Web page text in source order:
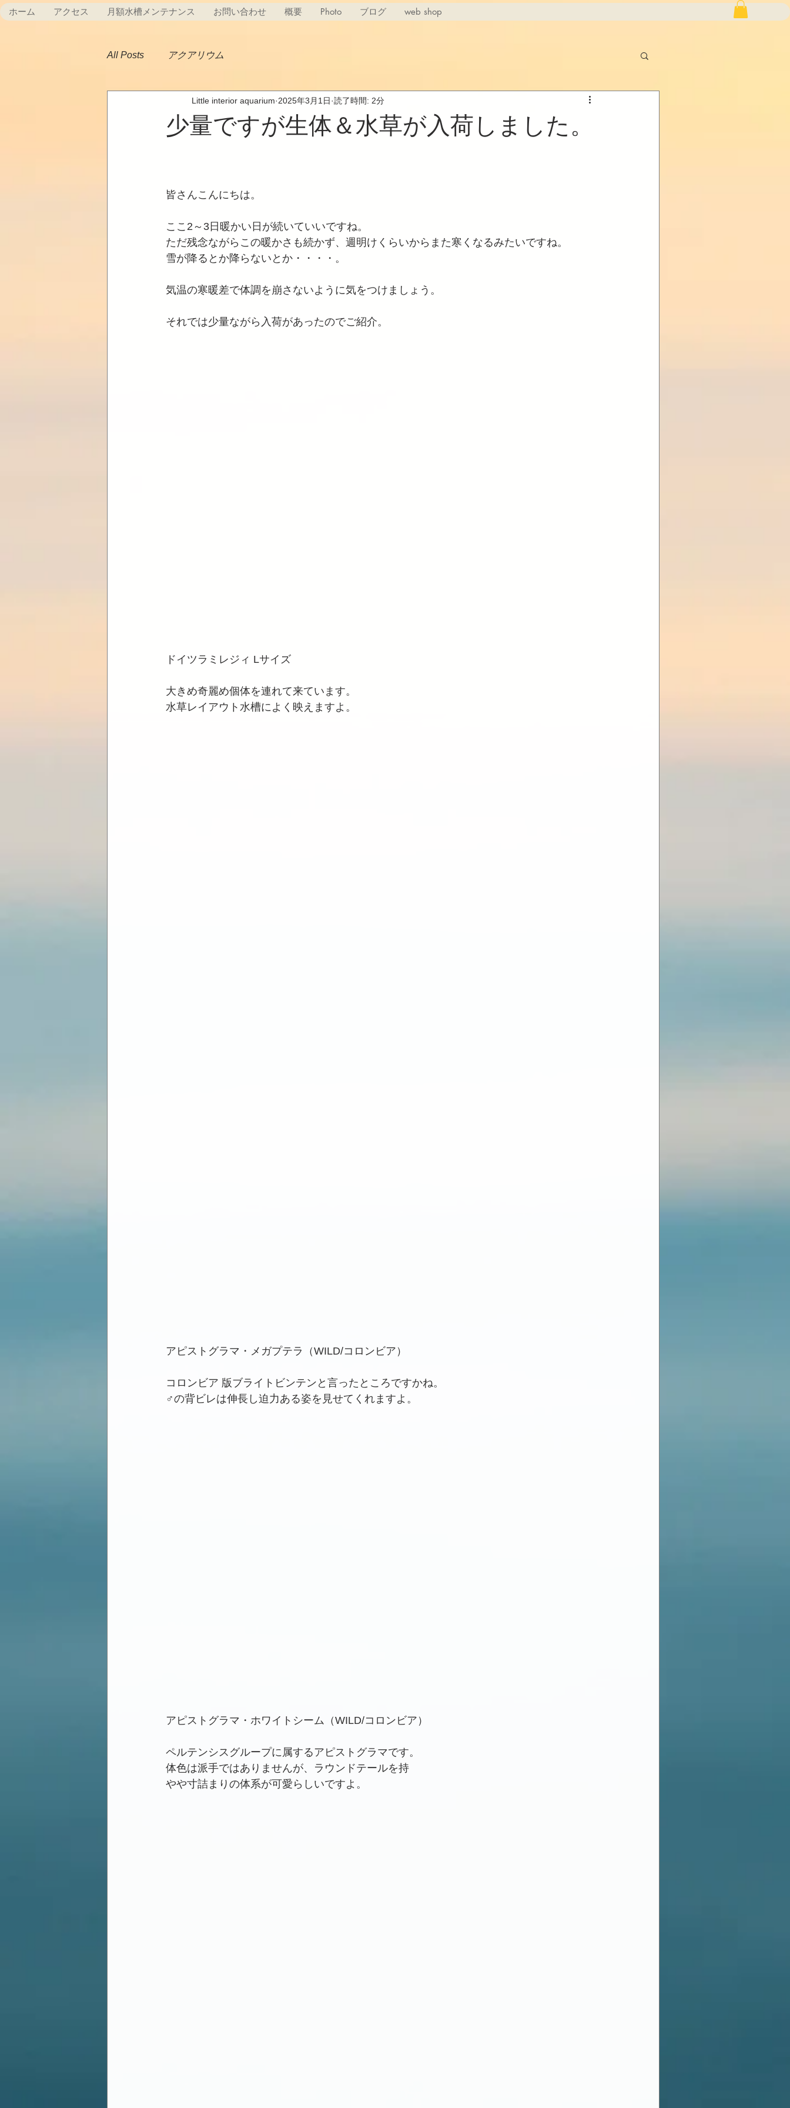
ホーム アクセス 月額水槽メンテナンス お問い合わせ 概要 Photo ブログ web shop
All Posts アクアリウム
少量ですが生体＆水草が入荷しました。
Little interior aquarium 2025年3月1日 読了時間: 2分
皆さんこんにちは。
ここ2～3日暖かい日が続いていいですね。
ただ残念ながらこの暖かさも続かず、週明けくらいからまた寒くなるみたいですね。
雪が降るとか降らないとか・・・・。
気温の寒暖差で体調を崩さないように気をつけましょう。
それでは少量ながら入荷があったのでご紹介。
ドイツラミレジィ Lサイズ
大きめ奇麗め個体を連れて来ています。
水草レイアウト水槽によく映えますよ。
アピストグラマ・メガプテラ（WILD/コロンビア）
コロンビア 版ブライトビンテンと言ったところですかね。
♂の背ビレは伸長し迫力ある姿を見せてくれますよ。
アピストグラマ・ホワイトシーム（WILD/コロンビア）
ペルテンシスグループに属するアピストグラマです。
体色は派手ではありませんが、ラウンドテールを持
やや寸詰まりの体系が可愛らしいですよ。